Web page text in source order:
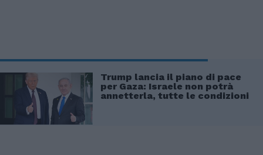
Trump lancia il piano di pace
per Gaza: Israele non potrà
annetterla, tutte le condizioni